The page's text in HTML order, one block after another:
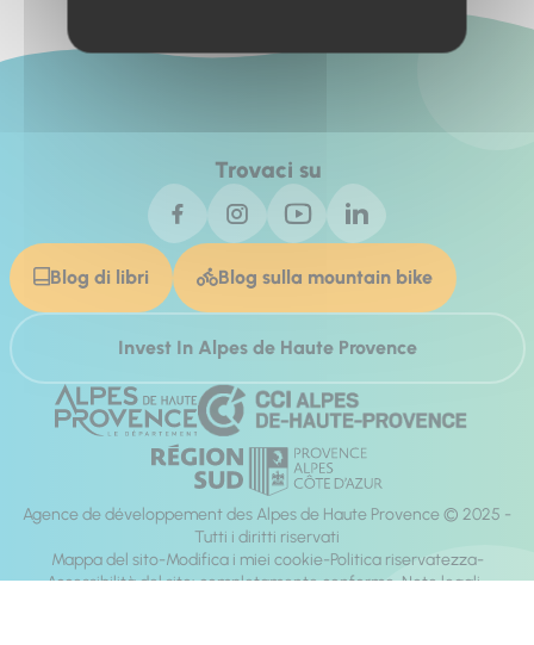
Trovaci su
Blog di libri Blog sulla mountain bike
Invest In Alpes de Haute Provence
Agence de développement des Alpes de Haute Provence © 2025 -
Tutti i diritti riservati
Mappa del sito Modifica i miei cookie Politica riservatezza
Accessibilità del sito: completamente conforme Note legali